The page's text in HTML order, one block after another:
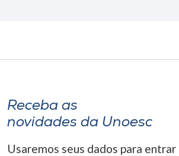
Receba as
novidades da Unoesc
Usaremos seus dados para